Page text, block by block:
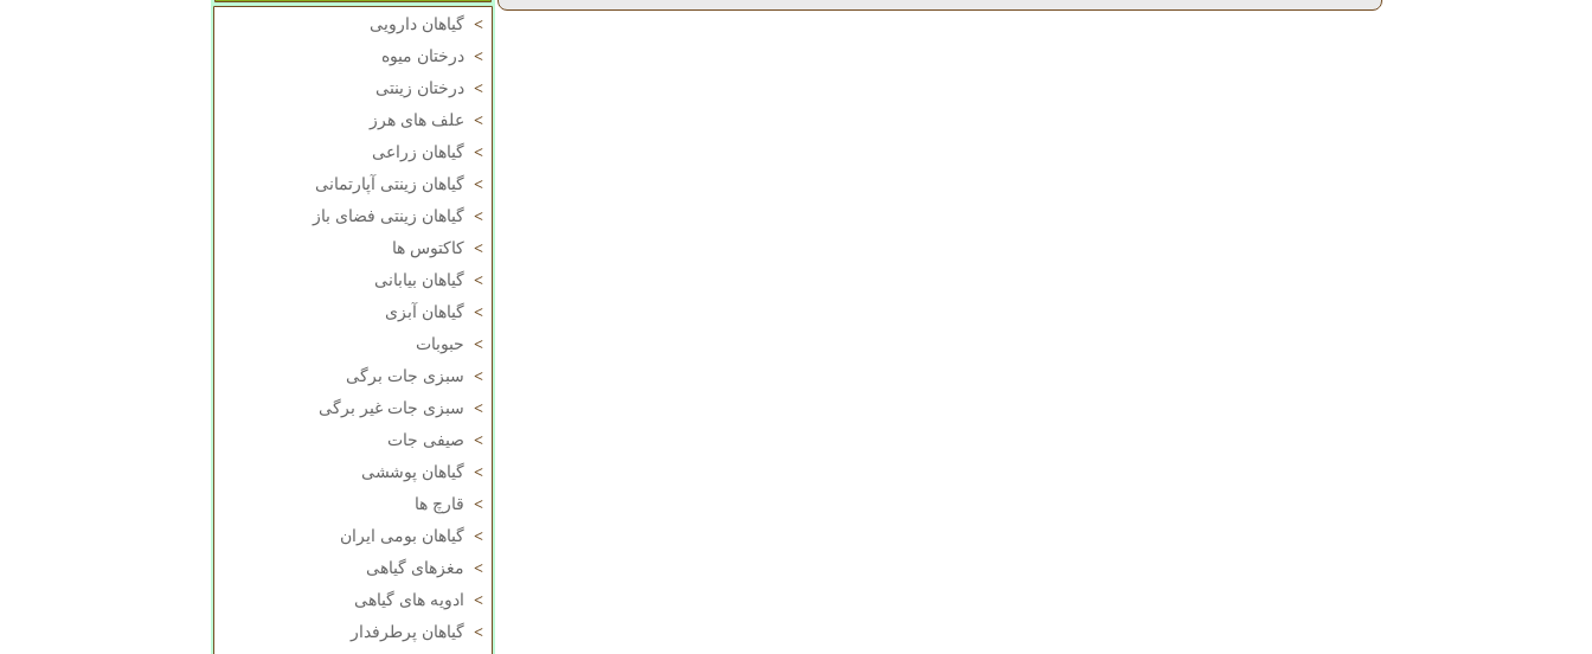
> گیاهان دارویی
> درختان میوه
> درختان زینتی
> علف های هرز
> گیاهان زراعی
> گیاهان زینتی آپارتمانی
> گیاهان زینتی فضای باز
> کاکتوس ها
> گیاهان بیابانی
> گیاهان آبزی
> حبوبات
> سبزی جات برگی
> سبزی جات غیر برگی
> صیفی جات
> گیاهان پوششی
> قارچ ها
> گیاهان بومی ایران
> مغزهای گیاهی
>
ادویه های گیاهی
> گیاهان پرطرفدار